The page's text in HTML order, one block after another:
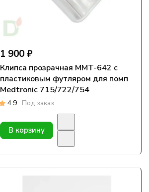
1 900 ₽
Клипса прозрачная MMT-642 с
пластиковым футляром для помп
Medtronic 715/722/754
4.9 Под заказ
В корзину